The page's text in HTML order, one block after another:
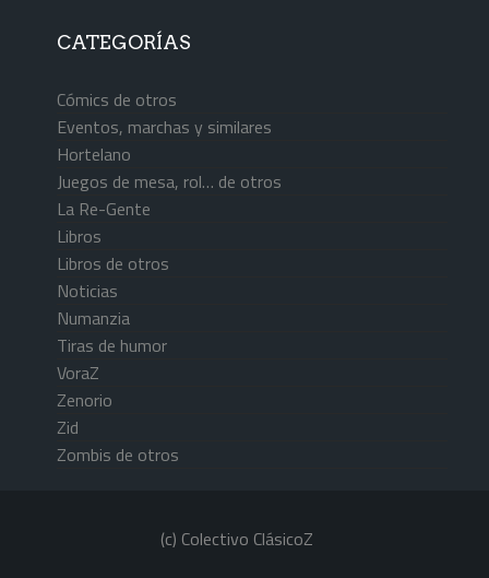
CATEGORÍAS
Cómics de otros
Eventos, marchas y similares
Hortelano
Juegos de mesa, rol… de otros
La Re-Gente
Libros
Libros de otros
Noticias
Numanzia
Tiras de humor
VoraZ
Zenorio
Zid
Zombis de otros
(c) Colectivo ClásicoZ